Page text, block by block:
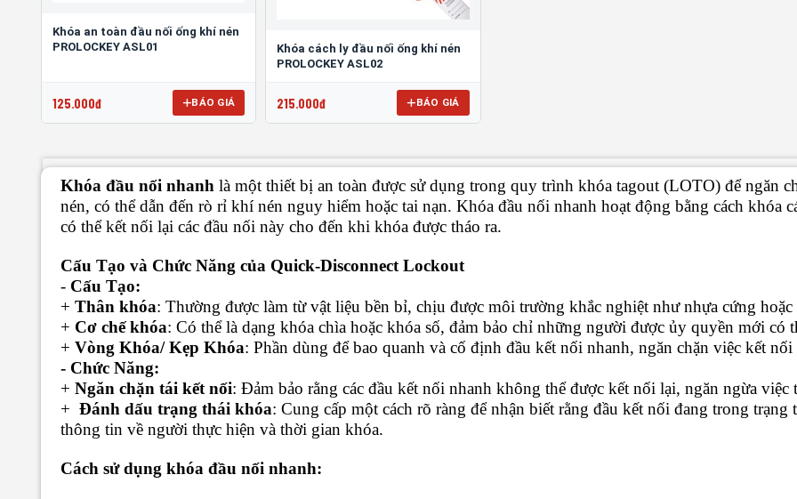
Khóa an toàn đầu nối ống khí nén
PROLOCKEY ASL01
125.000đ BÁO GIÁ
Khóa cách ly đầu nối ống khí nén
PROLOCKEY ASL02
215.000đ BÁO GIÁ
Khóa đầu nối nhanh là một thiết bị an toàn được sử dụng trong quy trình khóa tagout (LOTO) để ngăn
nén, có thể dẫn đến rò rỉ khí nén nguy hiểm hoặc tai nạn. Khóa đầu nối nhanh hoạt động bằng cách khóa
có thể kết nối lại các đầu nối này cho đến khi khóa được tháo ra.
Cấu Tạo và Chức Năng của Quick-Disconnect Lockout
- Cấu Tạo:
+ Thân khóa: Thường được làm từ vật liệu bền bỉ, chịu được môi trường khắc nghiệt như nhựa cứng
+ Cơ chế khóa: Có thể là dạng khóa chìa hoặc khóa số, đảm bảo chỉ những người được ủy quyền mới có
+ Vòng Khóa/ Kẹp Khóa: Phần dùng để bao quanh và cố định đầu kết nối nhanh, ngăn chặn việc kết
- Chức Năng:
+ Ngăn chặn tái kết nối: Đảm bảo rằng các đầu kết nối nhanh không thể được kết nối lại, ngăn ngừa
+ Đánh dấu trạng thái khóa: Cung cấp một cách rõ ràng để nhận biết rằng đầu kết nối đang trong
thông tin về người thực hiện và thời gian khóa.
Cách sử dụng khóa đầu nối nhanh: